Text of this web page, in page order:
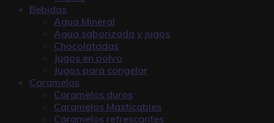
Bebidas
Agua Mineral
Agua saborizada y jugos
Chocolatadas
Jugos en polvo
Jugos para congelar
Caramelos
Caramelos duros
Caramelos Masticables
Caramelos refrescantes